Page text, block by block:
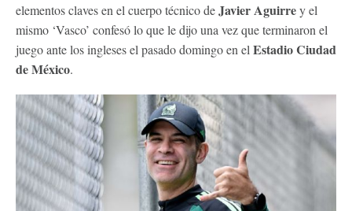
elementos claves en el cuerpo técnico deJavier Aguirrey el
mismo ‘Vasco’ confesó lo que le dijo una vez que terminaron el
juego ante los ingleses el pasado domingo en el Estadio Ciudad
de México.